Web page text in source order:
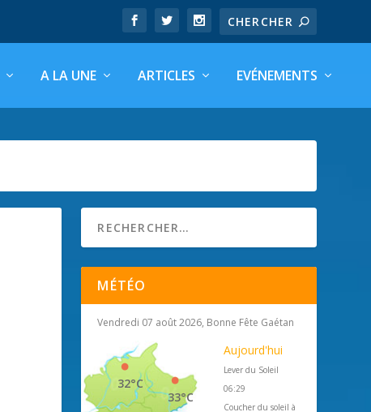
A LA UNE ARTICLES EVÉNEMENTS
MÉTÉO
Vendredi 07 août 2026, Bonne Fête Gaétan
33°C
32°C
Aujourd'hui
Lever du Soleil
06:29
Coucher du soleil à